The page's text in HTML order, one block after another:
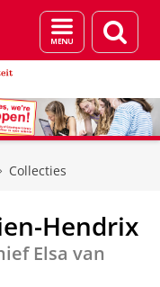
Menu
en
Collecties
Hendrix
Elsa van